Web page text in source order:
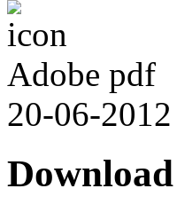
Adobe pdf
20-06-2012
Download